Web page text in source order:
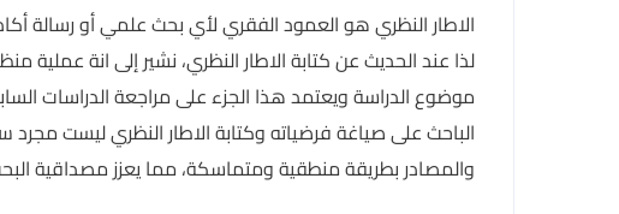
الاطار النظري هو العمود الفقري لأي بحث علمي أو رسالة
لذا عند الحديث عن كتابة الاطار النظري، نشير إلى انة
موضوع الدراسة ويعتمد هذا الجزء على مراجعة الدراسات
الباحث على صياغة فرضياته وكتابة الاطار النظري ليست
والمصادر بطريقة منطقية ومتماسكة، مما يعزز مصداقية